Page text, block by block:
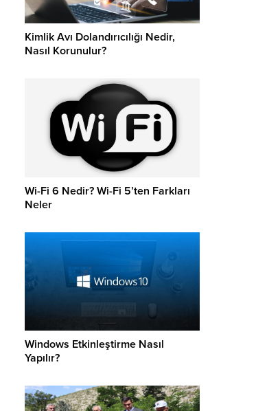
Kimlik Avı Dolandırıcılığı Nedir,
Nasıl Korunulur?
Wi-Fi 6 Nedir? Wi-Fi 5’ten Farkları
Neler
Windows Etkinleştirme Nasıl
Yapılır?